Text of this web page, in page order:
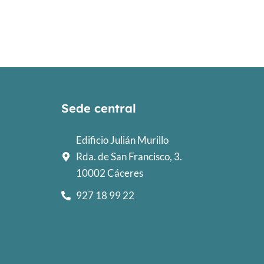
Sede central
Edificio Julián Murillo
Rda. de San Francisco, 3.
10002 Cáceres
927 18 99 22